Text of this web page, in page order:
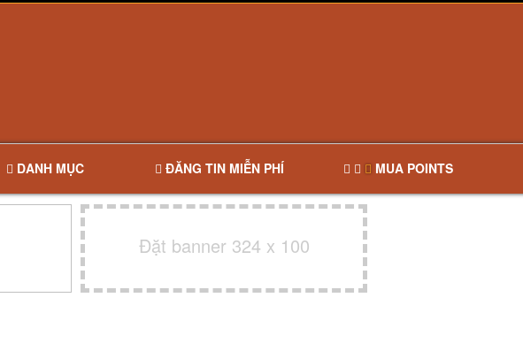
DANH MỤC ĐĂNG TIN MIỄN PHÍ MUA POINTS
Đặt banner 324 x 100